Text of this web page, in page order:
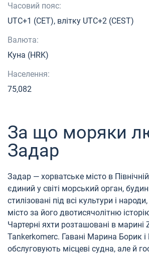
Часовий пояс:
UTC+1 (CET), влітку UTC+2 (CEST)
Валюта:
Куна (HRK)
Населення:
75,082
За що моряки
Задар
Задар — хорватське місто в
єдиний у світі морський орган,
стилізовані під всі культури і
місто за його двотисячолітню
Чартерні яхти розташовані в марині
Tankerkomerc. Гавані Марина Борик
обслуговують місцеві судна, але й